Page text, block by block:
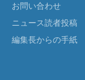
お問い合わせ
ニュース読者投稿
編集長からの手紙